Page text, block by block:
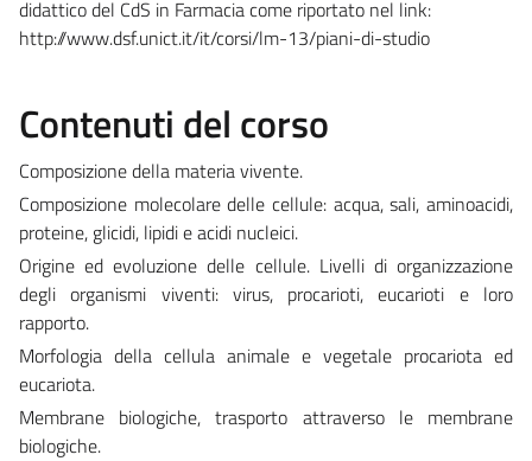
didattico del CdS in Farmacia come riportato nel link:
http://www.dsf.unict.it/it/corsi/lm-13/piani-di-studio
Contenuti del corso
Composizione della materia vivente.
Composizione molecolare delle cellule: acqua, sali, aminoacidi,
proteine, glicidi, lipidi e acidi nucleici.
Origine ed evoluzione delle cellule. Livelli di organizzazione
degli organismi viventi: virus, procarioti, eucarioti e loro
rapporto.
Morfologia della cellula animale e vegetale procariota ed
eucariota.
Membrane biologiche, trasporto attraverso le membrane
biologiche.